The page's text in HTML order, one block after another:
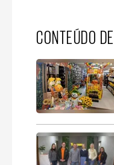
CONTEÚDO